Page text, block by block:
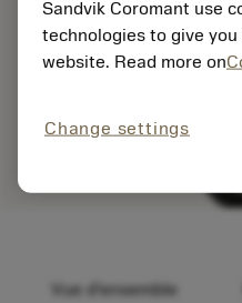
Vue d'ensemble
Sandvik Coromant use
technologies to give
website. Read more on
Change settings